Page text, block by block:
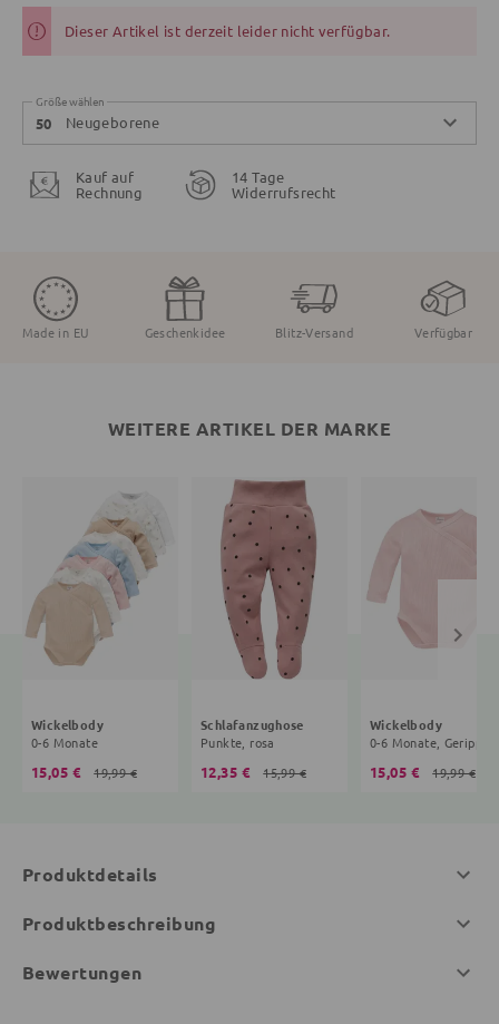
Dieser Artikel ist derzeit leider nicht verfügbar.
Größe wählen
50 Neugeborene
Kauf auf
Rechnung
14 Tage
Widerrufsrecht
Made in EU Geschenkidee Blitz-Versand Verfügbar
WEITERE ARTIKEL DER MARKE
Wickelbody
0-6 Monate
15,05 € 19,99 €
Schlafanzughose
Punkte, rosa
12,35 € 15,99 €
Wickelbody
15,05 € 19,99 €
Produktdetails
Produktbeschreibung
Bewertungen